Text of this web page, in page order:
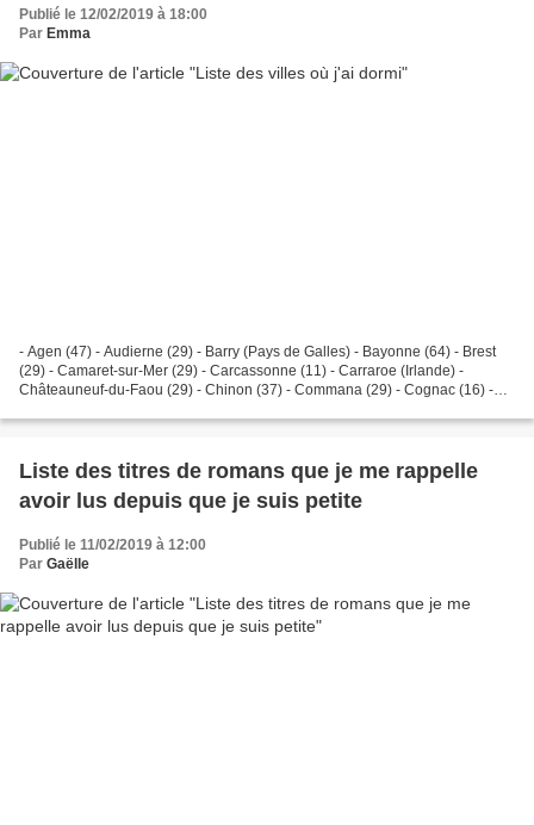
Publié le 12/02/2019 à 18:00
Par Emma
- Agen (47) - Audierne (29) - Barry (Pays de Galles) - Bayonne (64) - Brest
(29) - Camaret-sur-Mer (29) - Carcassonne (11) - Carraroe (Irlande) -
Châteauneuf-du-Faou (29) - Chinon (37) - Commana (29) - Cognac (16) -
Liste des titres de romans que je me rappelle
avoir lus depuis que je suis petite
Publié le 11/02/2019 à 12:00
Par Gaëlle